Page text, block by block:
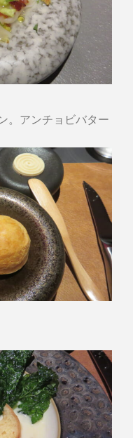
。アンチョビバター